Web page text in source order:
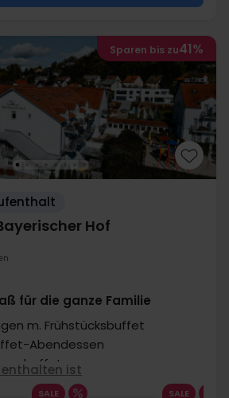
Sparen bis zu41%
Hof
für die ganze Familie
m. Frühstücksbuffet
Abendessen
während des Tages
enthalten ist
SALE SALE